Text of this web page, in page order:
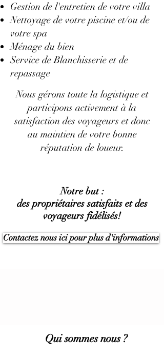
Gestion de l'entretien de votre villa
Nettoyage de votre piscine et/ou de
votre spa
Ménage du bien
Service de Blanchisserie et de
repassage
Nous gérons toute la logistique et
participons activement à la
satisfaction des voyageurs et donc
au maintien de votre bonne
réputation de loueur.
Notre but :
des propriétairessatisfaits et des
voyageurs fidélisés!
Contactez nous ici pour plus d'informations
Qui sommes nous ?